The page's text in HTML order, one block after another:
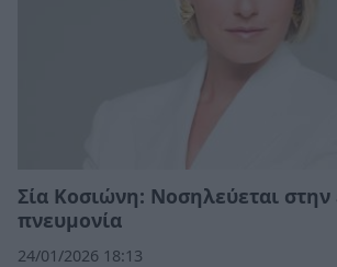
Σία Κοσιώνη: Νοσηλεύεται στην
πνευμονία
24/01/2026 18:13